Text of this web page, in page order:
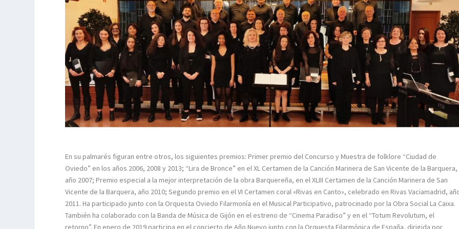
En su palmarés figuran entre otros, los siguientes premios: Primer premio del Concurso y Muestra de folklore “Ciudad de
Oviedo” en los años 2006, 2008 y 2013; “Lira de Bronce” en el XL Certamen de la Canción Marinera de San Vicente de la Barquera,
año 2007; Premio especial a la mejor interpretación de la obra Barquereña, en el XLIII Certamen de la Canción Marinera de San
Vicente de la Barquera, año 2010; Segundo premio en el VI Certamen coral «Rivas en Canto», celebrado en Rivas Vaciamadrid,
2011. Ha participado junto con la Orquesta Oviedo Filarmonía en el Musical Participativo, patrocinado por la Obra Social La Caixa.
También ha colaborado con la Banda de Música de Gijón en el estreno de “Cinema Paradiso” y en el “Totum Revolutum, el
retorno”. En enero de 2019 participa en el concierto de Año Nuevo junto con la Orquesta Filarmónica de España, dirigida por